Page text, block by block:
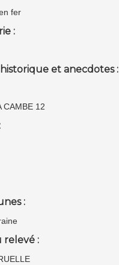
fer
:
et anecdotes :
CAMBE 12
:
relevé :